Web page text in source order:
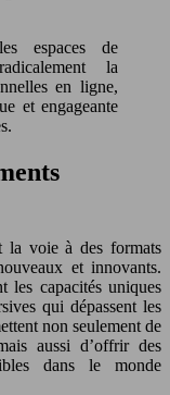
espaces de
la
en ligne,
et engageante
la voie à des formats
et innovants.
les capacités uniques
qui dépassent les
non seulement de
aussi d’offrir des
dans le monde